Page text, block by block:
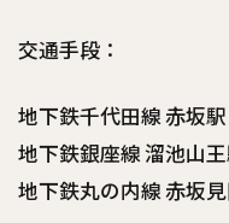
交通手段：
地下鉄千代田線 赤坂
地下鉄銀座線 溜池山
地下鉄丸の内線 赤坂